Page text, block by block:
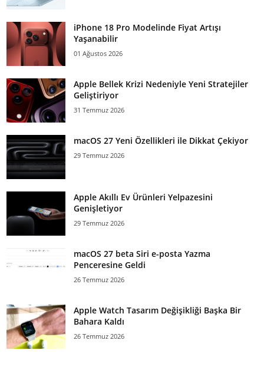
iPhone 18 Pro Modelinde Fiyat Artışı
Yaşanabilir
01 Ağustos 2026
Apple Bellek Krizi Nedeniyle Yeni Stratejiler
Geliştiriyor
31 Temmuz 2026
macOS 27 Yeni Özellikleri ile Dikkat Çekiyor
29 Temmuz 2026
Apple Akıllı Ev Ürünleri Yelpazesini
Genişletiyor
29 Temmuz 2026
macOS 27 beta Siri e-posta Yazma
Penceresine Geldi
26 Temmuz 2026
Apple Watch Tasarım Değişikliği Başka Bir
Bahara Kaldı
26 Temmuz 2026